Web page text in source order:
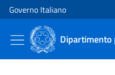
Vai al contenuto
Vai alla navigazione del sito
Governo Italiano